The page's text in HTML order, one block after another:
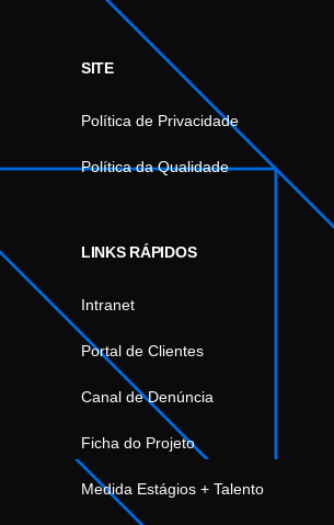
SITE
Política de Privacidade
Política da Qualidade
LINKS RÁPIDOS
Intranet
Portal de Clientes
Canal de Denúncia
Ficha do Projeto
Medida Estágios + Talento